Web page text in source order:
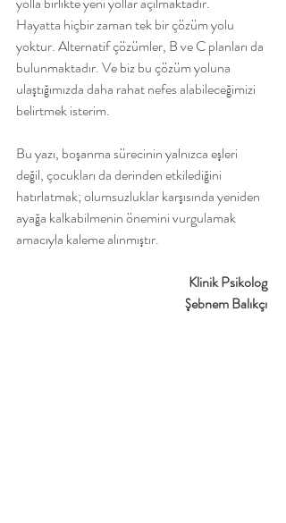
Hayatta hiçbir zaman tek bir çözüm yolu
yoktur. Alternatif çözümler, B ve C planları da
bulunmaktadır. Ve biz bu çözüm yoluna
ulaştığımızda daha rahat nefes alabileceğimizi
belirtmek isterim.
Bu yazı, boşanma sürecinin yalnızca eşleri
değil, çocukları da derinden etkilediğini
hatırlatmak; olumsuzluklar karşısında yeniden
ayağa kalkabilmenin önemini vurgulamak
amacıyla kaleme alınmıştır.
Klinik Psikolog
Şebnem Balıkçı